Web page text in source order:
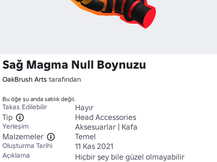
Sağ Magma Null Boynuzu
OakBrush Arts tarafından
Bu öğe şu anda satılık değil.
Takas Edilebilir
Hayır
Tip
Head Accessories
Yerleşim
Aksesuarlar | Kafa
Malzemeler
Temel
Oluşturma Tarihi 11 Kas 2021
Açıklama Hiçbir şey bile güzel olmayabilir